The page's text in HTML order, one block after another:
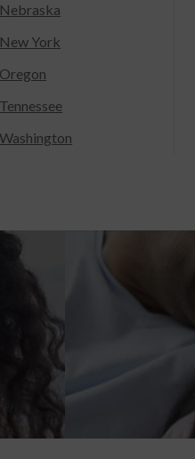
Nebraska
New York
Oregon
Tennessee
Washington